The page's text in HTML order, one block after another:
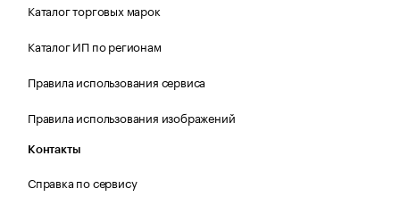
Каталог торговых марок
Каталог ИП по регионам
Правила использования сервиса
Правила использования изображений
Контакты
Справка по сервису